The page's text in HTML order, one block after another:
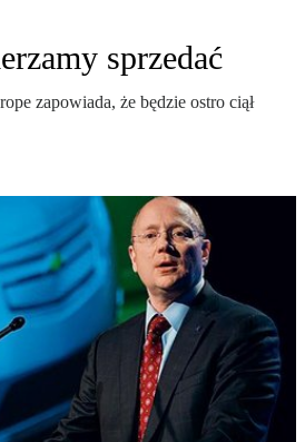
sprzedać
zapowiada, że będzie ostro ciął